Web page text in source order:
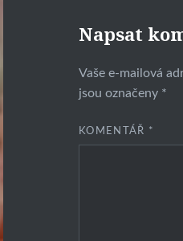
Napsat
Vaše e-mailová
jsou označeny *
KOMENTÁŘ *